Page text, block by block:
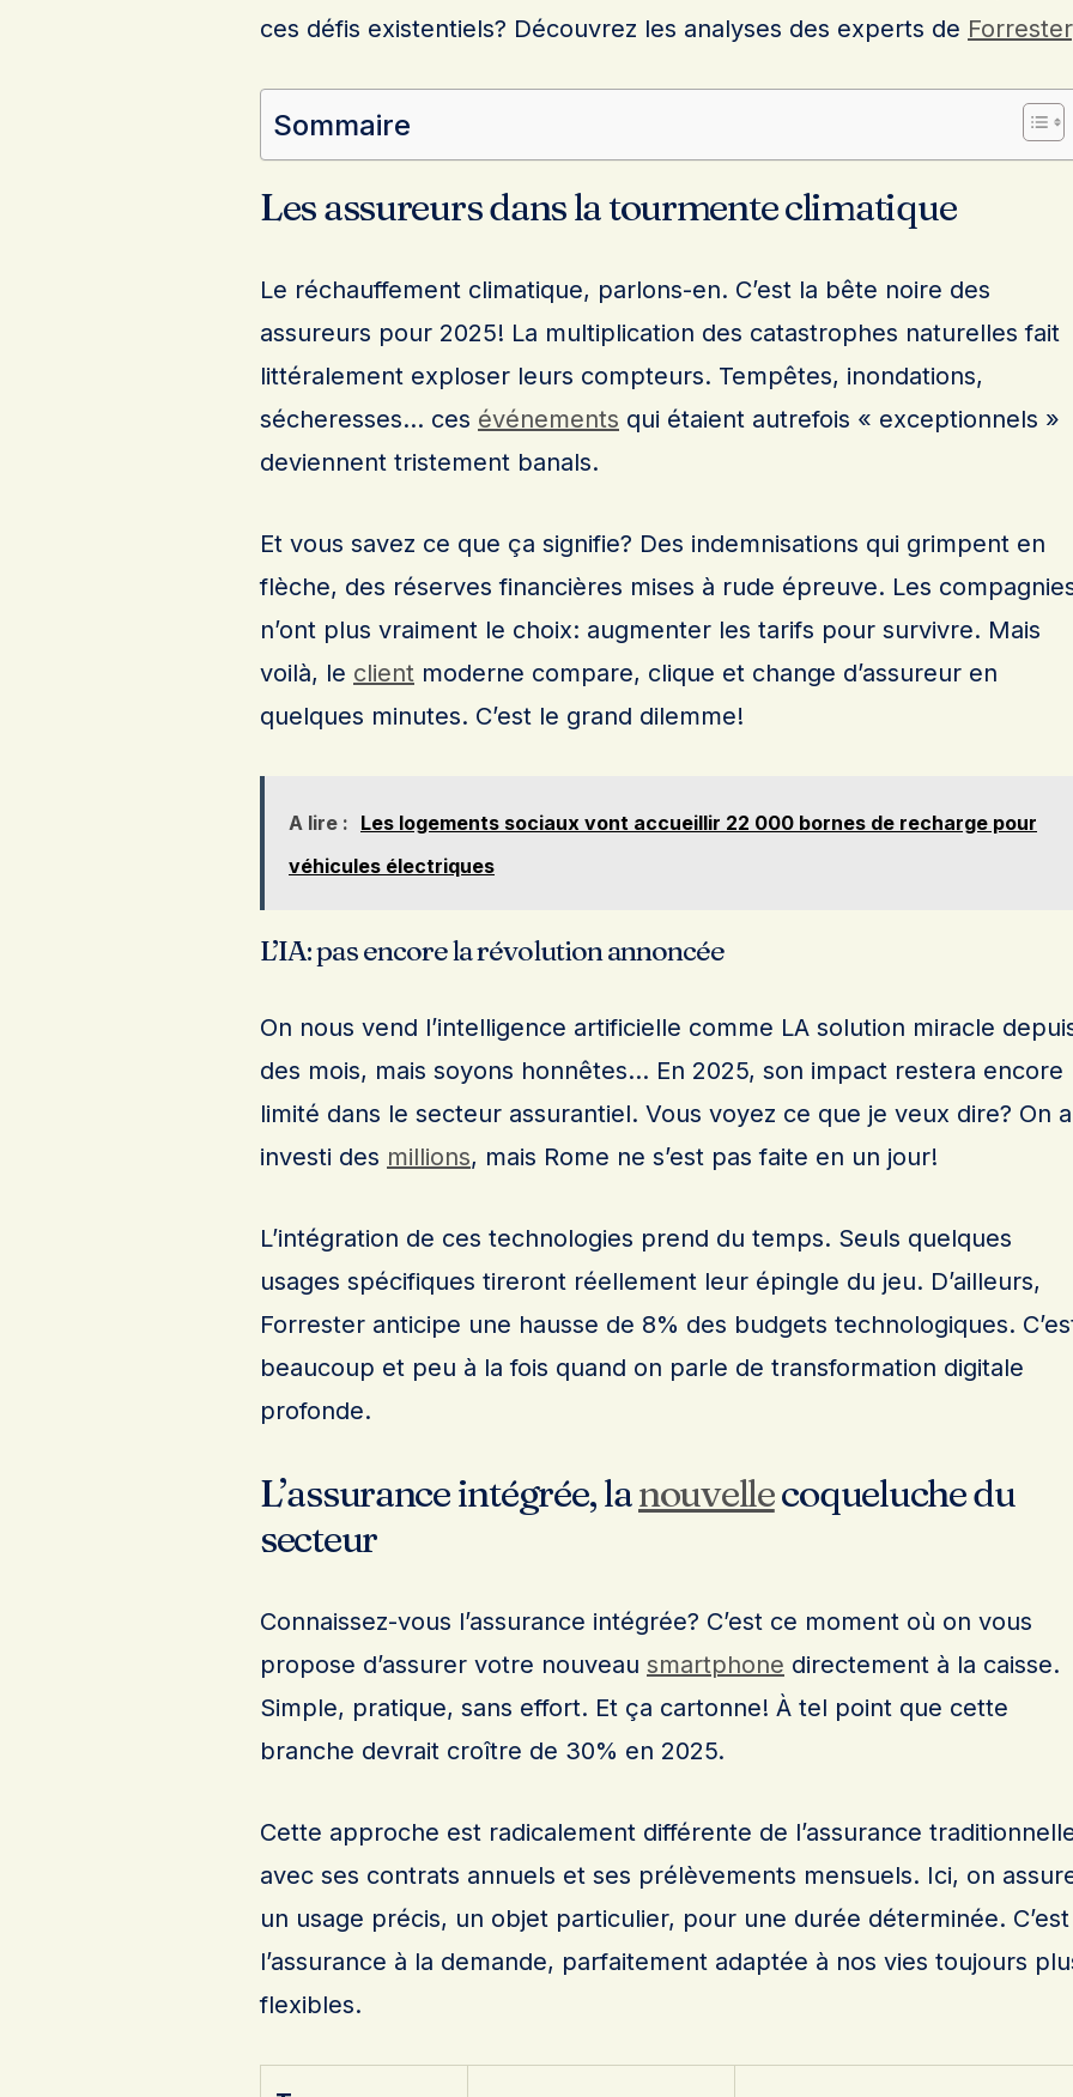
ces défis existentiels? Découvrez les analyses des experts de Forrester
Sommaire
Les assureurs dans la tourmente climatique
Le réchauffement climatique, parlons-en. C’est la bête noire des
assureurs pour 2025! La multiplication des catastrophes naturelles fait
littéralement exploser leurs compteurs. Tempêtes, inondations,
sécheresses… ces événements qui étaient autrefois « exceptionnels »
deviennent tristement banals.
Et vous savez ce que ça signifie? Des indemnisations qui grimpent en
flèche, des réserves financières mises à rude épreuve. Les
n’ont plus vraiment le choix: augmenter les tarifs pour survivre. Mais
voilà, le client moderne compare, clique et change d’assureur en
quelques minutes. C’est le grand dilemme!
A lire : Les logements sociaux vont accueillir 22 000 bornes de recharge pour
véhicules électriques
L’IA: pas encore la révolution annoncée
On nous vend l’intelligence artificielle comme LA solution miracle
des mois, mais soyons honnêtes… En 2025, son impact restera encore
limité dans le secteur assurantiel. Vous voyez ce que je veux dire? On a
investi des millions, mais Rome ne s’est pas faite en un jour!
L’intégration de ces technologies prend du temps. Seuls quelques
usages spécifiques tireront réellement leur épingle du jeu. D’ailleurs,
Forrester anticipe une hausse de 8% des budgets technologiques.
beaucoup et peu à la fois quand on parle de transformation digitale
profonde.
L’assurance intégrée, lanouvellecoqueluche du
secteur
Connaissez-vous l’assurance intégrée? C’est ce moment où on vous
propose d’assurer votre nouveau smartphone directement à la caisse.
Simple, pratique, sans effort. Et ça cartonne! À tel point que cette
branche devrait croître de 30% en 2025.
Cette approche est radicalement différente de l’assurance
avec ses contrats annuels et ses prélèvements mensuels. Ici, on
un usage précis, un objet particulier, pour une durée déterminée. C’est
l’assurance à la demande, parfaitement adaptée à nos vies toujours
flexibles.